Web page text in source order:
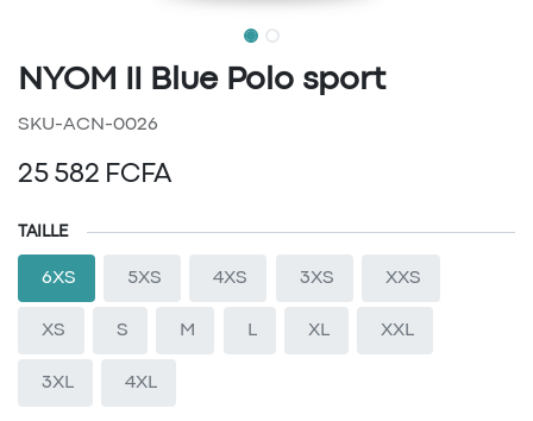
NYOM II Blue Polo sport
SKU-ACN-0026
25 582 FCFA
TAILLE
6XS 5XS 4XS 3XS XXS
XS S M L XL XXL
3XL 4XL